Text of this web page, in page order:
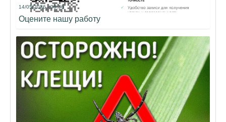
14/05/2026 - 08:36
Оцените нашу работу